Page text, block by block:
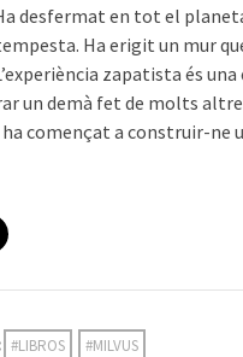
desfermat en tot el
Ha erigit un mur
zapatista és una
un demà fet de molts
començat a construir-ne
#LIBROS #MILVUS